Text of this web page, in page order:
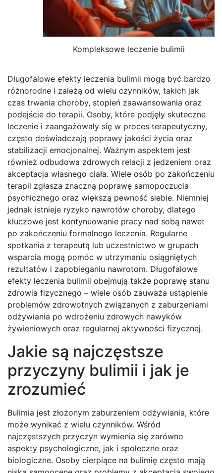
Kompleksowe leczenie bulimii
Długofalowe efekty leczenia bulimii mogą być bardzo
różnorodne i zależą od wielu czynników, takich jak
czas trwania choroby, stopień zaawansowania oraz
podejście do terapii. Osoby, które podjęły skuteczne
leczenie i zaangażowały się w proces terapeutyczny,
często doświadczają poprawy jakości życia oraz
stabilizacji emocjonalnej. Ważnym aspektem jest
również odbudowa zdrowych relacji z jedzeniem oraz
akceptacja własnego ciała. Wiele osób po zakończeniu
terapii zgłasza znaczną poprawę samopoczucia
psychicznego oraz większą pewność siebie. Niemniej
jednak istnieje ryzyko nawrotów choroby, dlatego
kluczowe jest kontynuowanie pracy nad sobą nawet
po zakończeniu formalnego leczenia. Regularne
spotkania z terapeutą lub uczestnictwo w grupach
wsparcia mogą pomóc w utrzymaniu osiągniętych
rezultatów i zapobieganiu nawrotom. Długofalowe
efekty leczenia bulimii obejmują także poprawę stanu
zdrowia fizycznego – wiele osób zauważa ustąpienie
problemów zdrowotnych związanych z zaburzeniami
odżywiania po wdrożeniu zdrowych nawyków
żywieniowych oraz regularnej aktywności fizycznej.
Jakie są najczęstsze
przyczyny bulimii i jak je
zrozumieć
Bulimia jest złożonym zaburzeniem odżywiania, które
może wynikać z wielu czynników. Wśród
najczęstszych przyczyn wymienia się zarówno
aspekty psychologiczne, jak i społeczne oraz
biologiczne. Osoby cierpiące na bulimię często mają